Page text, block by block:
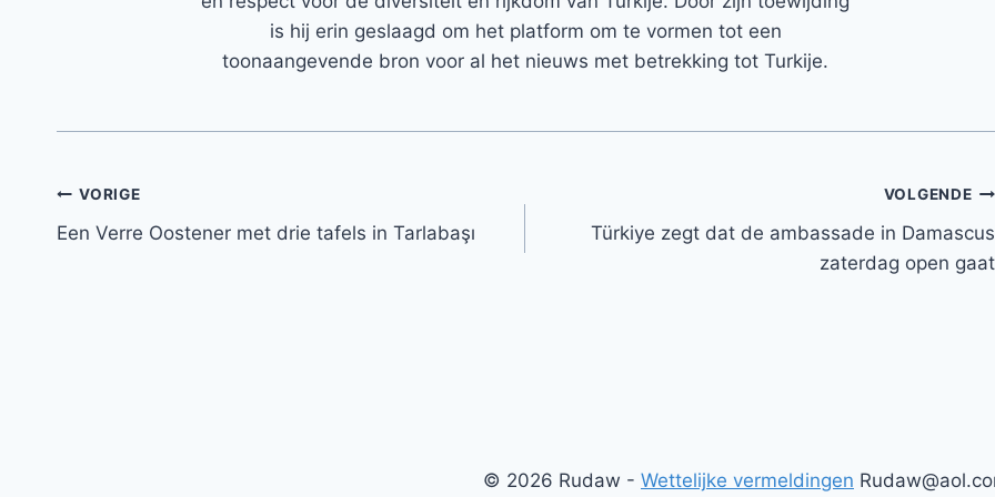
is hij erin geslaagd om het platform om te vormen tot een
toonaangevende bron voor al het nieuws met betrekking tot Turkije.
Bericht
navigatie
VORIGE
Een Verre Oostener met drie tafels in Tarlabaşı
VOLGENDE
Türkiye zegt dat de ambassade in Damascus
zaterdag open gaat
© 2026 Rudaw - Wettelijke vermeldingen